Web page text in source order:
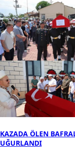
KAZADA ÖLEN
UĞURLANDI